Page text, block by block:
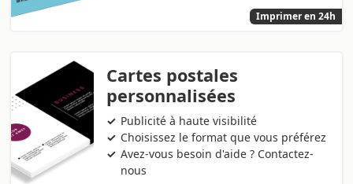
Imprimer en 24h
Cartes postales
personnalisées
Publicité à haute visibilité
Choisissez le format que vous préférez
Avez-vous besoin d'aide ? Contactez-
nous